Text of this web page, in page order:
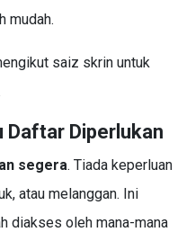
mudah.
saiz skrin untuk
Daftar Diperlukan
segera. Tiada keperluan
atau melanggan. Ini
diakses oleh mana-mana